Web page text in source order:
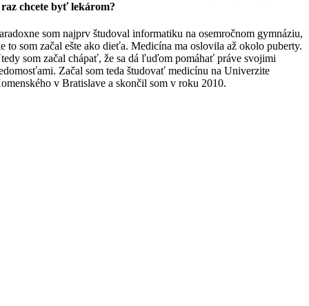
raz chcete byť lekárom?
som najprv študoval informatiku na osemročnom gymnáziu,
to som začal ešte ako dieťa. Medicína ma oslovila až okolo puberty.
som začal chápať, že sa dá ľuďom pomáhať práve svojimi
Začal som teda študovať medicínu na Univerzite
v Bratislave a skončil som v roku 2010.